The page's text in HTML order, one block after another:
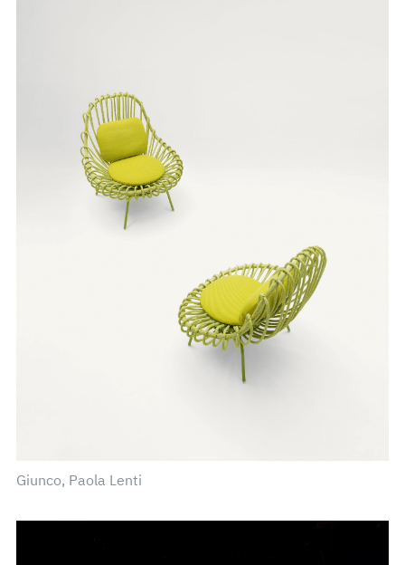
Giunco, Paola Lenti